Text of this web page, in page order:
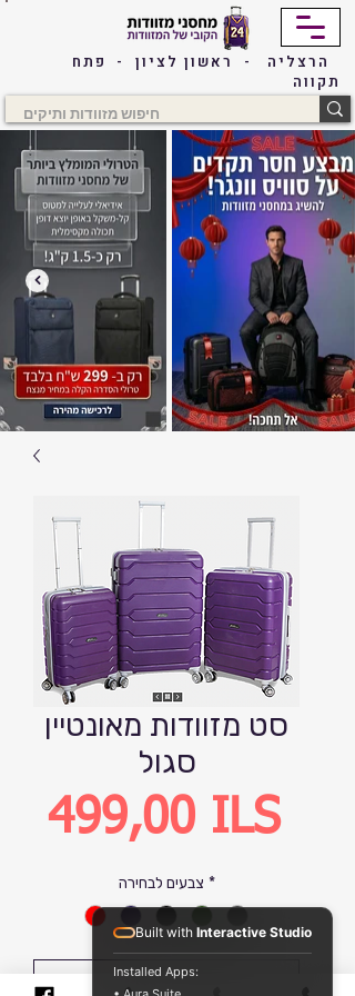
הרצליה - ראשון לציון - פתח
תקווה
סט מזוודות מאונטיין
סגול
499,00 ILS
צבעים לבחירה *
Agregar al carrito
Built with Interactive Studio
Installed Apps: